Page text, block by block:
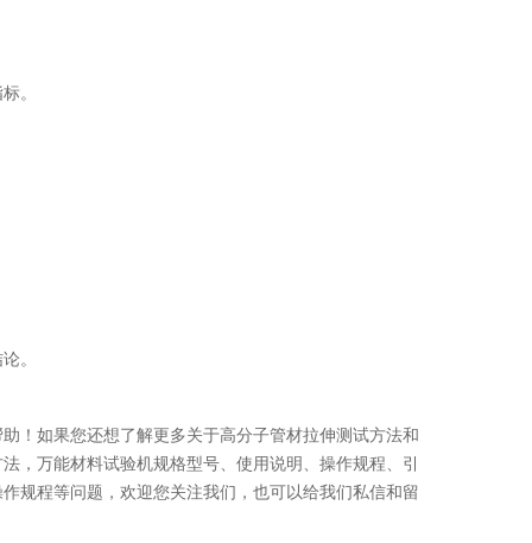
。
。
！如果您还想了解更多关于高分子管材拉伸测试方法和
，万能材料试验机规格型号、使用说明、操作规程、引
规程等问题，欢迎您关注我们，也可以给我们私信和留